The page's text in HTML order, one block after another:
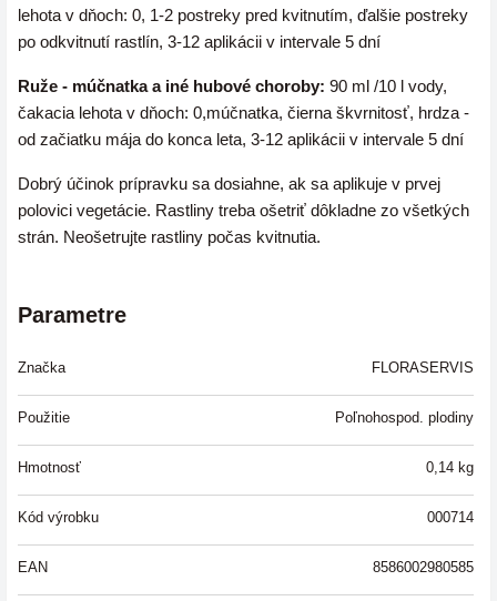
lehota v dňoch: 0, 1-2 postreky pred kvitnutím, ďalšie postreky
po odkvitnutí rastlín, 3-12 aplikácii v intervale 5 dní
Ruže - múčnatka a iné hubové choroby: 90 ml /10 l vody,
čakacia lehota v dňoch: 0,múčnatka, čierna škvrnitosť, hrdza -
od začiatku mája do konca leta, 3-12 aplikácii v intervale 5 dní
Dobrý účinok prípravku sa dosiahne, ak sa aplikuje v prvej
polovici vegetácie. Rastliny treba ošetriť dôkladne zo všetkých
strán. Neošetrujte rastliny počas kvitnutia.
Parametre
Značka FLORASERVIS
Použitie Poľnohospod. plodiny
Hmotnosť 0,14 kg
Kód výrobku 000714
EAN 8586002980585